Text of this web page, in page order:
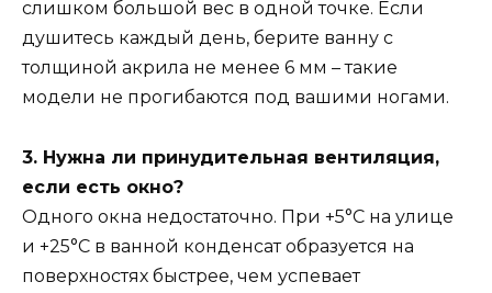
слишком большой вес в одной точке. Если
душитесь каждый день, берите ванну с
толщиной акрила не менее 6 мм – такие
модели не прогибаются под вашими ногами.
3. Нужна ли принудительная вентиляция,
если есть окно?
Одного окна недостаточно. При +5°C на улице
и +25°C в ванной конденсат образуется на
поверхностях быстрее, чем успевает